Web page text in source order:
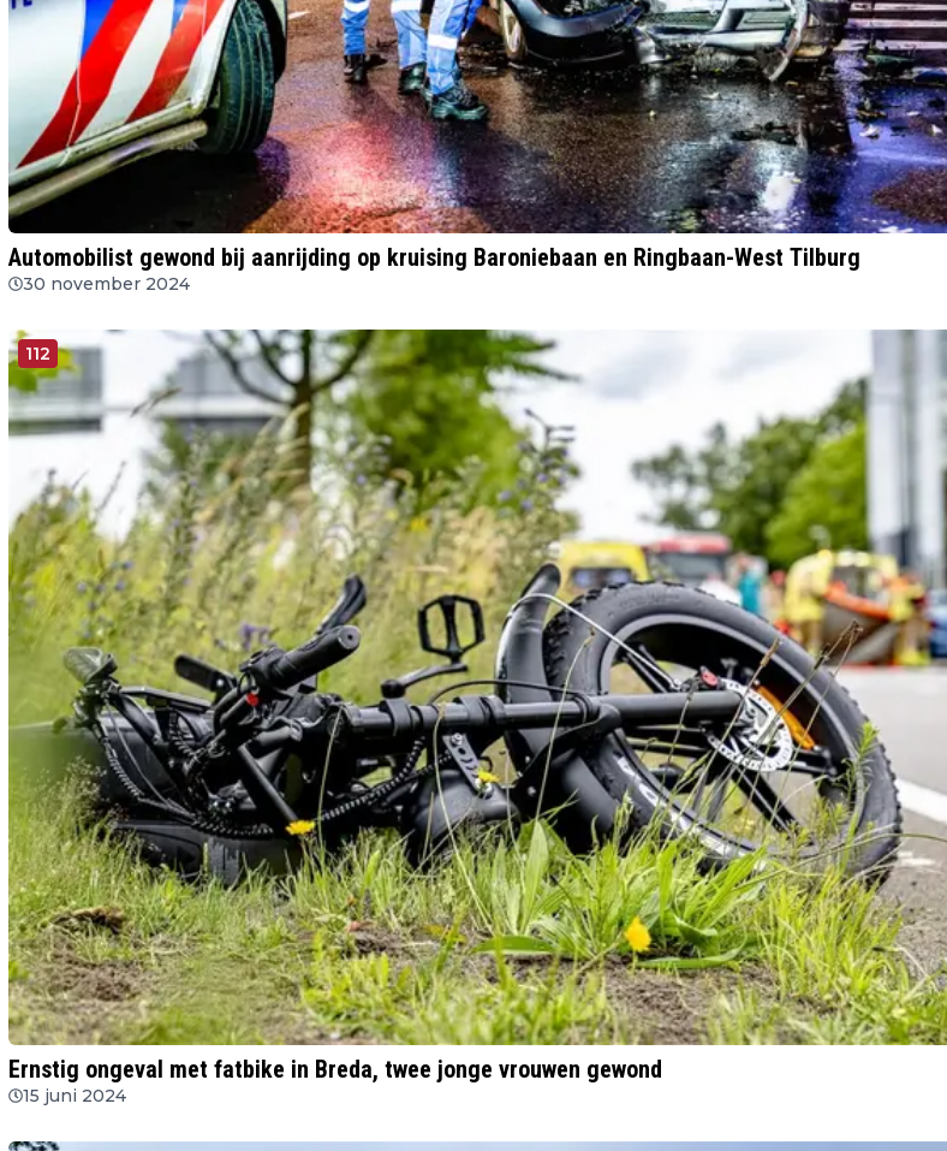
Automobilist gewond bij aanrijding op kruising Baroniebaan en Ringbaan-West Tilburg
30 november 2024
112
Ernstig ongeval met fatbike in Breda, twee jonge vrouwen gewond
15 juni 2024